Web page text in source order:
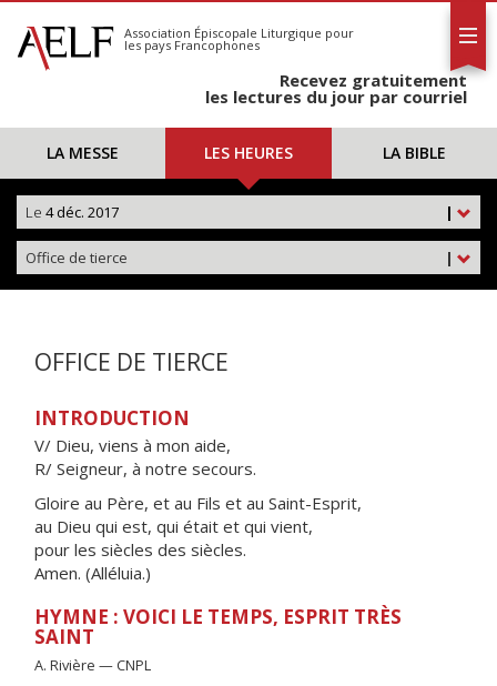
S'abonner
Calendrier
Association Épiscopale Liturgique pour
les pays Francophones
Recevez gratuitement
les lectures du jour par courriel
LA MESSE LES HEURES LA BIBLE
|
Le 4 déc. 2017
|
Office de tierce
OFFICE DE TIERCE
INTRODUCTION
V/ Dieu, viens à mon aide,
R/ Seigneur, à notre secours.
Gloire au Père, et au Fils et au Saint-Esprit,
au Dieu qui est, qui était et qui vient,
pour les siècles des siècles.
Amen. (Alléluia.)
HYMNE : VOICI LE TEMPS, ESPRIT TRÈS
SAINT
A. Rivière — CNPL